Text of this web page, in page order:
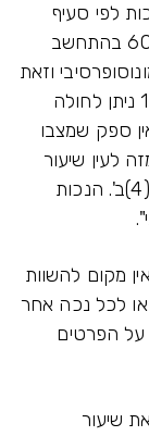
לפי סעיף
מותאם. לדעת הועדה נכותו הכוללת היא 60% בהתחשב
וזאת
למרות שהוא מתפקד טוב. יש לציין ש- 100% ניתן לחולה
ספק שמצבו
לעין שיעור
לכן הועדה קובעת 60% נכות לפי סעיף 22(4)ב'. הנכות
מקום להשוות
לכל נכה אחר
על הפרטים
שיעור